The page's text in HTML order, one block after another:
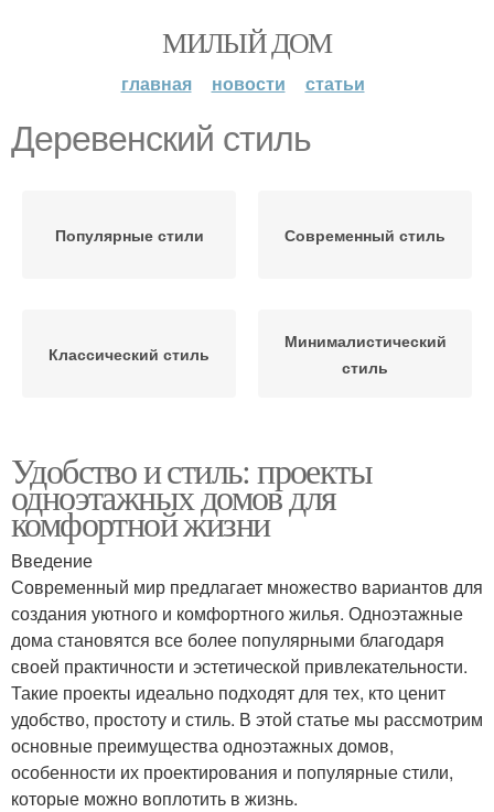
МИЛЫЙ ДОМ
главная новости статьи
Деревенский стиль
Популярные стили Современный стиль
Классический стиль
Минималистический
стиль
Удобство и стиль: проекты
одноэтажных домов для
комфортной жизни
Введение
Современный мир предлагает множество вариантов для
создания уютного и комфортного жилья. Одноэтажные
дома становятся все более популярными благодаря
своей практичности и эстетической привлекательности.
Такие проекты идеально подходят для тех, кто ценит
удобство, простоту и стиль. В этой статье мы рассмотрим
основные преимущества одноэтажных домов,
особенности их проектирования и популярные стили,
которые можно воплотить в жизнь.